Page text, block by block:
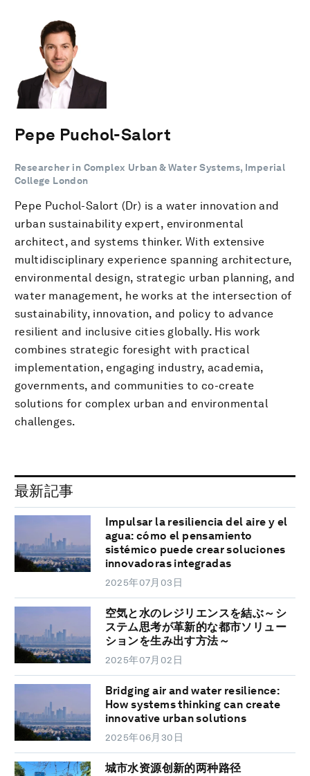
Pepe Puchol-Salort
Researcher in Complex Urban & Water Systems, Imperial
College London
Pepe Puchol-Salort (Dr) is a water innovation and
urban sustainability expert, environmental
architect, and systems thinker. With extensive
multidisciplinary experience spanning architecture,
environmental design, strategic urban planning, and
water management, he works at the intersection of
sustainability, innovation, and policy to advance
resilient and inclusive cities globally. His work
combines strategic foresight with practical
implementation, engaging industry, academia,
governments, and communities to co-create
solutions for complex urban and environmental
challenges.
最新記事
Impulsar la resiliencia del aire y el
agua: cómo el pensamiento
sistémico puede crear soluciones
innovadoras integradas
2025年07月03日
空気と水のレジリエンスを結ぶ～シ
ステム思考が革新的な都市ソリュー
ションを生み出す方法～
2025年07月02日
Bridging air and water resilience:
How systems thinking can create
innovative urban solutions
2025年06月30日
城市水资源创新的两种路径